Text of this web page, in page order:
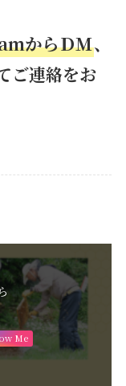
からＤＭ、
ご連絡をお
Me